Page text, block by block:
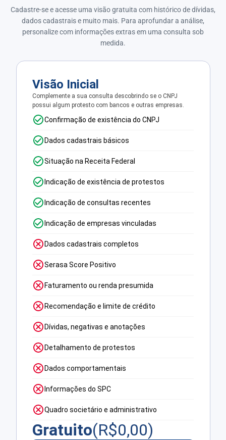
Cadastre-se e acesse uma visão gratuita com histórico de dívidas,
dados cadastrais e muito mais. Para aprofundar a análise,
personalize com informações extras em uma consulta sob
medida.
Visão Inicial
Complemente a sua consulta descobrindo se o CNPJ
possui algum protesto com bancos e outras empresas.
Confirmação de existência do CNPJ
Dados cadastrais básicos
Situação na Receita Federal
Indicação de existência de protestos
Indicação de consultas recentes
Indicação de empresas vinculadas
Dados cadastrais completos
Serasa Score Positivo
Faturamento ou renda presumida
Recomendação e limite de crédito
Dívidas, negativas e anotações
Detalhamento de protestos
Dados comportamentais
Informações do SPC
Quadro societário e administrativo
Gratuito(R$0,00)